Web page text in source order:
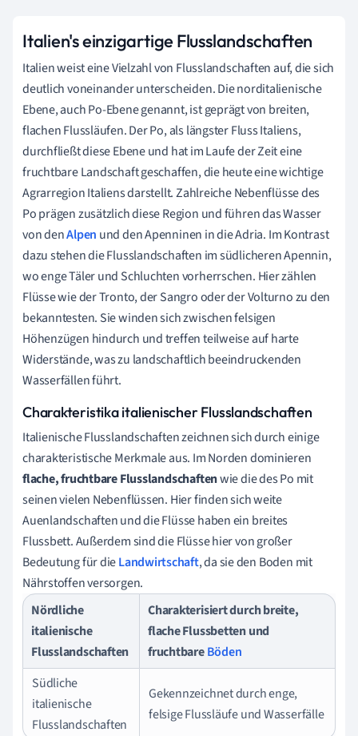
Italien's einzigartige Flusslandschaften
Italien weist eine Vielzahl von Flusslandschaften auf, die sich
deutlich voneinander unterscheiden. Die norditalienische
Ebene, auch Po-Ebene genannt, ist geprägt von breiten,
flachen Flussläufen. Der Po, als längster Fluss Italiens,
durchfließt diese Ebene und hat im Laufe der Zeit eine
fruchtbare Landschaft geschaffen, die heute eine wichtige
Agrarregion Italiens darstellt. Zahlreiche Nebenflüsse des
Po prägen zusätzlich diese Region und führen das Wasser
von denAlpen und den Apenninen in die Adria. Im Kontrast
dazu stehen die Flusslandschaften im südlicheren Apennin,
wo enge Täler und Schluchten vorherrschen. Hier zählen
Flüsse wie der Tronto, der Sangro oder der Volturno zu den
bekanntesten. Sie winden sich zwischen felsigen
Höhenzügen hindurch und treffen teilweise auf harte
Widerstände, was zu landschaftlich beeindruckenden
Wasserfällen führt.
Charakteristika italienischer Flusslandschaften
Italienische Flusslandschaften zeichnen sich durch einige
charakteristische Merkmale aus. Im Norden dominieren
flache, fruchtbare Flusslandschaftenwie die des Po mit
seinen vielen Nebenflüssen. Hier finden sich weite
Auenlandschaften und die Flüsse haben ein breites
Flussbett. Außerdem sind die Flüsse hier von großer
Bedeutung für dieLandwirtschaft, da sie den Boden mit
Nährstoffen versorgen.
Nördliche
italienische
Flusslandschaften
Charakterisiert durch breite,
flache Flussbetten und
fruchtbareBöden
Südliche
italienische
Flusslandschaften
Gekennzeichnet durch enge,
felsige Flussläufe und Wasserfälle